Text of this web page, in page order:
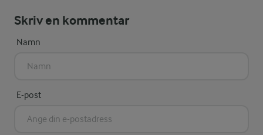
Skriv en kommentar
Namn
E-post